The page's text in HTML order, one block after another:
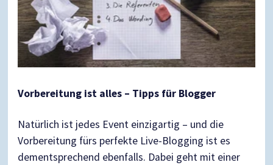
Vorbereitung ist alles – Tipps für Blogger
Natürlich ist jedes Event einzigartig – und die
Vorbereitung fürs perfekte Live-Blogging ist es
dementsprechend ebenfalls. Dabei geht mit einer